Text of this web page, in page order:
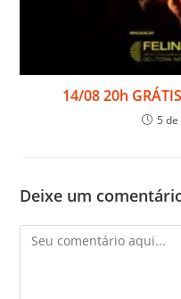
14/08 20h
5
Deixe um